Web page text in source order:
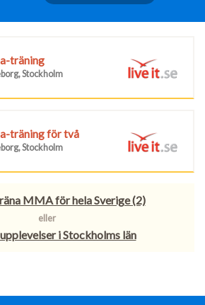
träning
Stockholm
träning för två
Stockholm
MMA för hela Sverige (2)
eller
i Stockholms län